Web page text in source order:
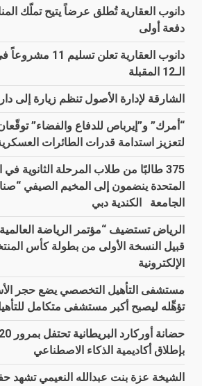
دانوب العقارية تُطلق عرضاً يتيح تملّك
دفعة أولى
دانوب العقارية
الـ12 المقبلة
الشارقة لإدارة الأصول تنظم زيارة إلى
“أمرك” و”إيرباص للدفاع والفضاء”
لتعزيز استدامة قدرات الطائرات
375 طالبًا من طلاب المرحلة الثانوية في
المتحدة ينضمون إلى المخيم الصيفي
الجامعة الكندية دبي
قبيل النسخة الأولى من بطولة كأس
الإلكترونية
مستشفى التأهيل التخصصي يضع حجر
تؤهِّله ليصبح أكبر مستشفى متكامل
بإطلاق أكاديمية الذكاء الاصطناعي
الشيخة عزة بنت عبدالله النعيمي تشهد